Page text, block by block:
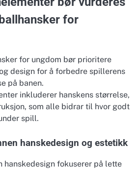
for
for ungdom bør prioritere
design for å forbedre spillerens
på banen.
inkluderer hanskens størrelse,
som alle bidrar til hvor godt
spill.
hanskedesign og estetikk
hanskedesign fokuserer på lette